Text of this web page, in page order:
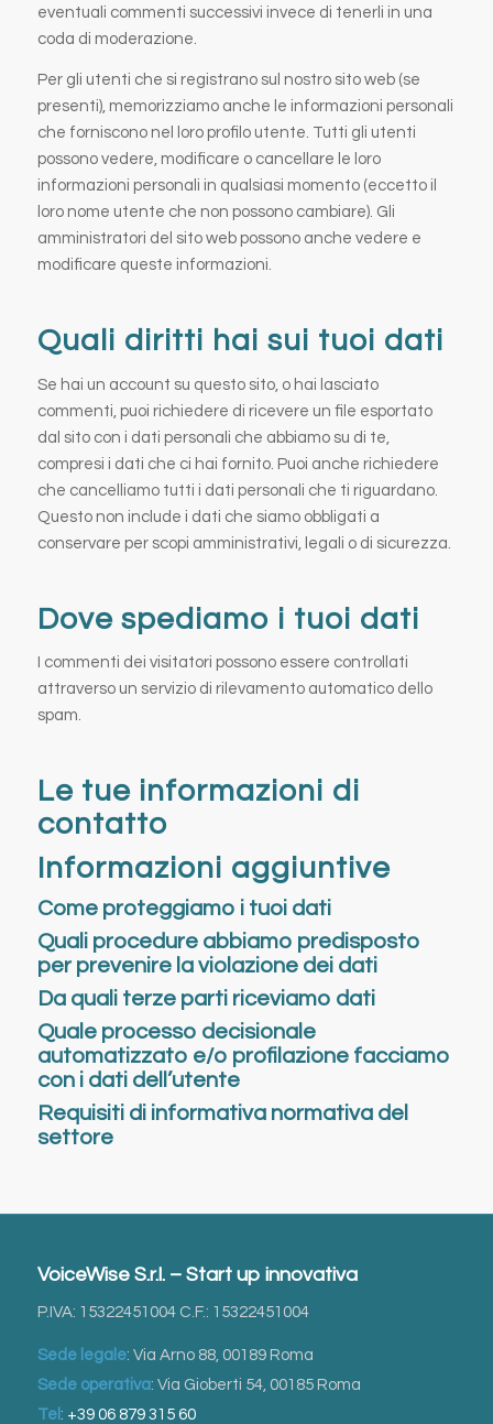
eventuali commenti successivi invece di tenerli in una
coda di moderazione.
Per gli utenti che si registrano sul nostro sito web (se
presenti), memorizziamo anche le informazioni personali
che forniscono nel loro profilo utente. Tutti gli utenti
possono vedere, modificare o cancellare le loro
informazioni personali in qualsiasi momento (eccetto il
loro nome utente che non possono cambiare). Gli
amministratori del sito web possono anche vedere e
modificare queste informazioni.
Quali diritti hai sui tuoi dati
Se hai un account su questo sito, o hai lasciato
commenti, puoi richiedere di ricevere un file esportato
dal sito con i dati personali che abbiamo su di te,
compresi i dati che ci hai fornito. Puoi anche richiedere
che cancelliamo tutti i dati personali che ti riguardano.
Questo non include i dati che siamo obbligati a
conservare per scopi amministrativi, legali o di sicurezza.
Dove spediamo i tuoi dati
I commenti dei visitatori possono essere controllati
attraverso un servizio di rilevamento automatico dello
spam.
Le tue informazioni di
contatto
Informazioni aggiuntive
Come proteggiamo i tuoi dati
Quali procedure abbiamo predisposto
per prevenire la violazione dei dati
Da quali terze parti riceviamo dati
Quale processo decisionale
automatizzato e/o profilazione facciamo
con i dati dell’utente
Requisiti di informativa normativa del
settore
VoiceWise S.r.l. – Start up innovativa
P.IVA: 15322451004 C.F.: 15322451004
Sede legale: Via Arno 88, 00189 Roma
Sede operativa: Via Gioberti 54, 00185 Roma
Tel : +39 06 879 315 60